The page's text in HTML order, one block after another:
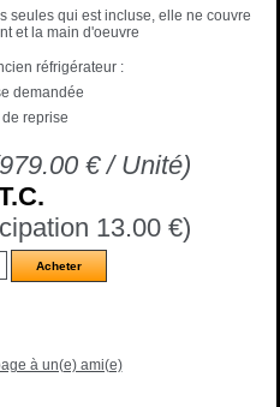
seules qui est incluse, elle ne couvre
et la main d'oeuvre
réfrigérateur :
demandée
de reprise
€/ Unité)
13.00 €)
à un(e) ami(e)